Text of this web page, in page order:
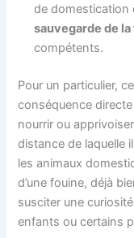
de domestication
sauvegarde de
compétents.
Pour un particulier,
conséquence directe
nourrir ou
distance de laquelle
les animaux
d’une fouine, déjà
susciter une
enfants ou certains